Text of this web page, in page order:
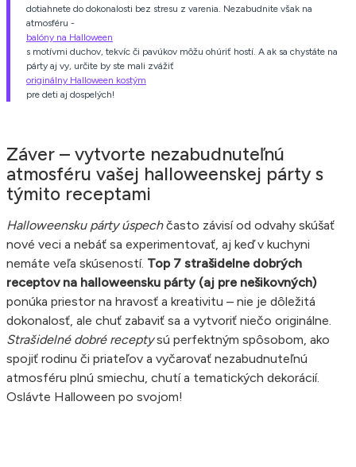
dotiahnete do dokonalosti bez stresu z varenia. Nezabudnite však na
atmosféru -
balóny na Halloween
s motívmi duchov, tekvíc či pavúkov môžu ohúriť hostí. A ak sa chystáte na
párty aj vy, určite by ste mali zvážiť
originálny Halloween kostým
pre deti aj dospelých!
Záver – vytvorte nezabudnuteľnú
atmosféru vašej halloweenskej párty s
týmito receptami
Halloweensku párty úspechčasto závisí od odvahy skúšať
nové veci a nebáť sa experimentovať, aj keď v kuchyni
nemáte veľa skúseností. Top 7 strašidelne dobrých
receptov na halloweensku párty (aj pre nešikovných)
ponúka priestor na hravosť a kreativitu – nie je dôležitá
dokonalosť, ale chuť zabaviť sa a vytvoriť niečo originálne.
Strašidelné dobré receptysú perfektným spôsobom, ako
spojiť rodinu či priateľov a vyčarovať nezabudnuteľnú
atmosféru plnú smiechu, chutí a tematických dekorácií.
Oslávte Halloween po svojom!